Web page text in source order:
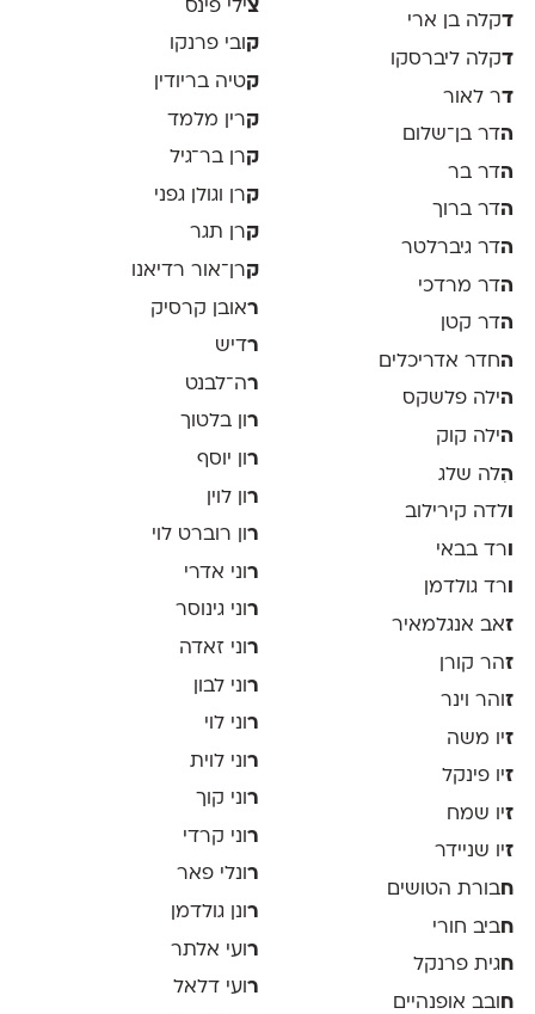
דקלה בן ארי
דקלה ליברסקו
דר לאור
הדר בן־שלום
הדר בר
הדר ברוך
הדר גיברלטר
הדר מרדכי
הדר קטן
החדר אדריכלים
הילה פלשקס
הילה קוק
הִלה שלג
לדה קירילוב
רד בבאי
ורד גולדמן
זאב אנגלמאיר
זהר קורן
זוהר וינר
זיו משה
זיו פינקל
זיו שמח
זיו שניידר
חבורת הטושים
חביב חורי
חגית פרנקל
ח ובב אופנהיים
צילי פינס
קובי פרנקו
קטיה בריודין
קרין מלמד
קרן בר־גיל
קרן וגולן גפני
קרן תגר
קרן־אור רדיאנו
ראובן קרסיק
רדיש
רה־לבנט
רון בלטוך
ר ון יוסף
רון לוין
ר ון רוברט לוי
ר וני אדרי
רוני גינוסר
ר וני זאדה
רוני לבון
ר וני לוי
ר וני לוית
רוני קוך
ר וני קרדי
רונלי פאר
ר ונן גולדמן
ר ועי אלתר
רועי דלאל